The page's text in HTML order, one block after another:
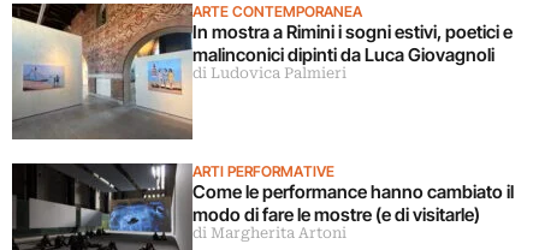
ARTE CONTEMPORANEA
In mostra a Rimini i sogni estivi, poetici e
malinconici dipinti da Luca Giovagnoli
di Ludovica Palmieri
ARTI PERFORMATIVE
Come le performance hanno cambiato il
modo di fare le mostre (e di visitarle)
di Margherita Artoni